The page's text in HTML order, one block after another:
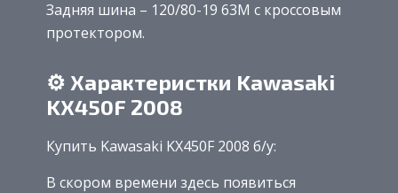
Задняя шина – 120/80-19 63M с кроссовым
протектором.
⚙ Характеристки Kawasaki
KX450F 2008
Купить Kawasaki KX450F 2008 б/у:
В скором времени здесь появиться